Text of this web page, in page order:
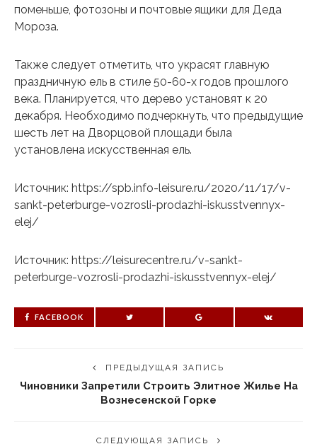
поменьше, фотозоны и почтовые ящики для Деда
Мороза.
Также следует отметить, что украсят главную
праздничную ель в стиле 50-60-х годов прошлого
века. Планируется, что дерево установят к 20
декабря. Необходимо подчеркнуть, что предыдущие
шесть лет на Дворцовой площади была
установлена искусственная ель.
Источник: https://spb.info-leisure.ru/2020/11/17/v-
sankt-peterburge-vozrosli-prodazhi-iskusstvennyx-
elej/
Источник: https://leisurecentre.ru/v-sankt-
peterburge-vozrosli-prodazhi-iskusstvennyx-elej/
FACEBOOK
ПРЕДЫДУЩАЯ ЗАПИСЬ
Чиновники Запретили Строить Элитное Жилье На
Вознесенской Горке
СЛЕДУЮЩАЯ ЗАПИСЬ